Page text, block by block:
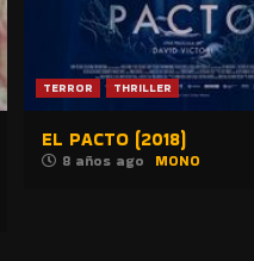
TERROR THRILLER
EL PACTO (2018)
8 años ago MONO